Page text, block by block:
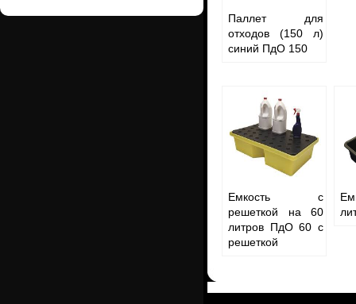
Паллет для
отходов (150 л)
синий ПдО 150
Емкость с
решеткой на 60
литров ПдО 60 с
решеткой